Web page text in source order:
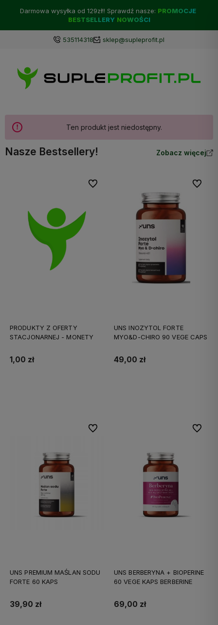
Darmowa wysyłka od 129zł!! Sprawdź nasze: PROMOCJE
BESTSELLERY NOWOŚCI
535114318 sklep@supleprofit.pl
Ten produkt jest niedostępny.
Nasze Bestsellery! Zobacz więcej
PRODUKTY Z OFERTY
STACJONARNEJ - MONETY
1,00 zł
Do ulubionych
UNS INOZYTOL FORTE
MYO&D-CHIRO 90 VEGE CAPS
49,00 zł
Do
UNS PREMIUM MAŚLAN SODU
FORTE 60 KAPS
39,90 zł
Do ulubionych
UNS BERBERYNA + BIOPERINE
60 VEGE KAPS BERBERINE
69,00 zł
Do